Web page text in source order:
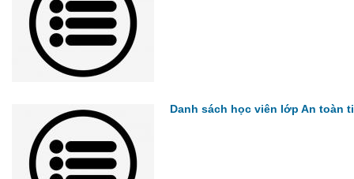
Danh sách học viên lớp An toàn